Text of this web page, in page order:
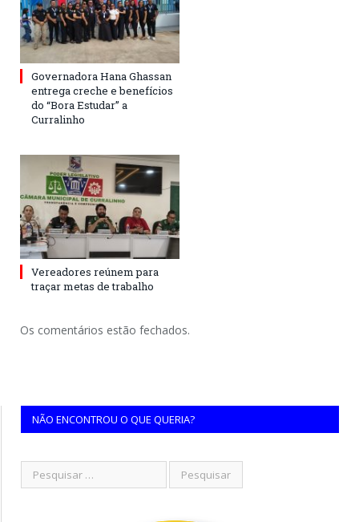
Governadora Hana Ghassan
entrega creche e benefícios
do “Bora Estudar” a
Curralinho
Vereadores reúnem para
traçar metas de trabalho
Os comentários estão fechados.
NÃO ENCONTROU O QUE QUERIA?